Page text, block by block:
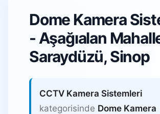
Sistemleri
Aşağıalan Mahallesi,
Sinop
Dome Kamera
- Aşağıalan
Saraydüzü, Sinop
CCTV Kamera Sistemleri
kategorisinde Dome Kamera